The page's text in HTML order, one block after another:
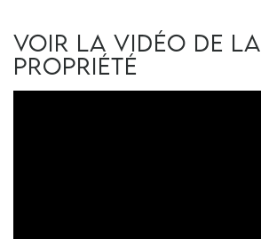
Voir la vidéo de la
propriété